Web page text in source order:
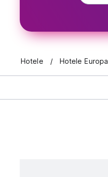
Hotele Hotele Europa